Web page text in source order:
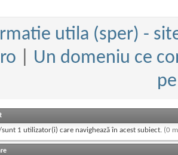
utila (sper) -
Un domeniu ce
1 utilizator(i) care navighează în acest subiect. (0